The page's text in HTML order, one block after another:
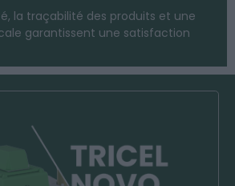
la traçabilité des produits et une
garantissent une satisfaction